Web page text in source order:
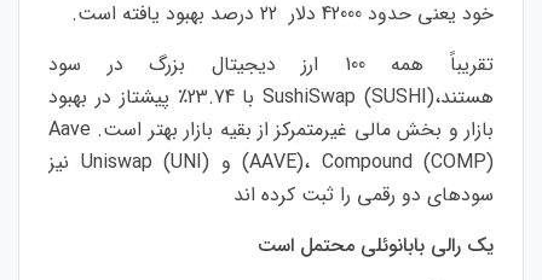
خود یعنی حدود 42000 دلار 22 درصد بهبود یافته است.
تقریباً همه 100 ارز دیجیتال بزرگ در سود
هستند،SushiSwap (SUSHI) با 23.74٪ پیشتاز در بهبود
بازار و بخش مالی غیرمتمرکز از بقیه بازار بهتر است. Aave
(AAVE)، Compound (COMP) و Uniswap (UNI) نیز
سودهای دو رقمی را ثبت کرده اند
یک رالی بابانوئلی محتمل است